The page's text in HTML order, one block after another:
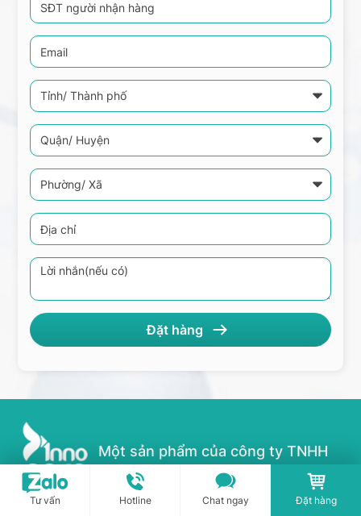
Một sản phẩm của công ty TNHH
Dược phẩm Innocare
Tư vấn Hotline Chat ngay Đặt hàng